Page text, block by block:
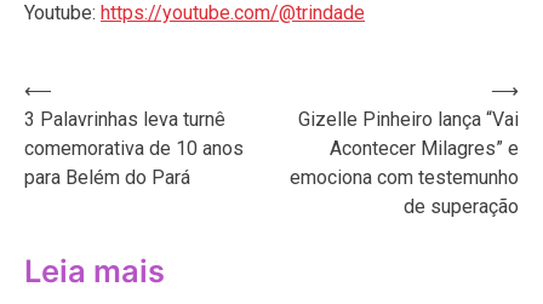
Youtube: https://youtube.com/@trindade
Navegação
de
Post
⟵
3 Palavrinhas leva turnê
comemorativa de 10 anos
para Belém do Pará
Gizelle Pinheiro lança “Vai
Acontecer Milagres” e
emociona com testemunho
de superação
⟶
Leia mais